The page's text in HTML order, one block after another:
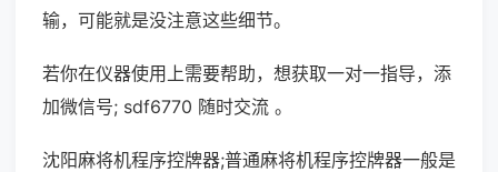
输，可能就是没注意这些细节。
若你在仪器使用上需要帮助，想获取一对一指导，添
加微信号; sdf6770 随时交流 。
沈阳麻将机程序控牌器;普通麻将机程序控牌器一般是